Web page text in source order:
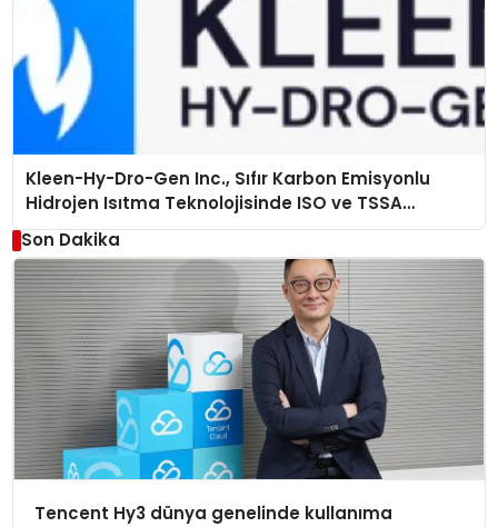
Kleen-Hy-Dro-Gen Inc., Sıfır Karbon Emisyonlu
Hidrojen Isıtma Teknolojisinde ISO ve TSSA
Düzenleyici Onaylarını Aldı
Son Dakika
Tencent Hy3 dünya genelinde kullanıma